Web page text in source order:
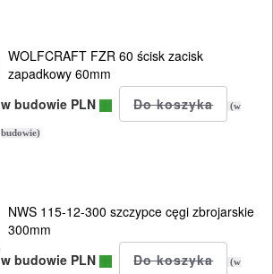
WOLFCRAFT FZR 60 ścisk zacisk
zapadkowy 60mm
w budowie PLN
(w
budowie)
NWS 115-12-300 szczypce cęgi zbrojarskie
300mm
w budowie PLN
(w